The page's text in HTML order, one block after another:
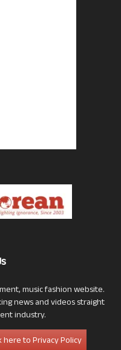
music fashion website.
news and videos straight
industry.
here to Privacy Policy